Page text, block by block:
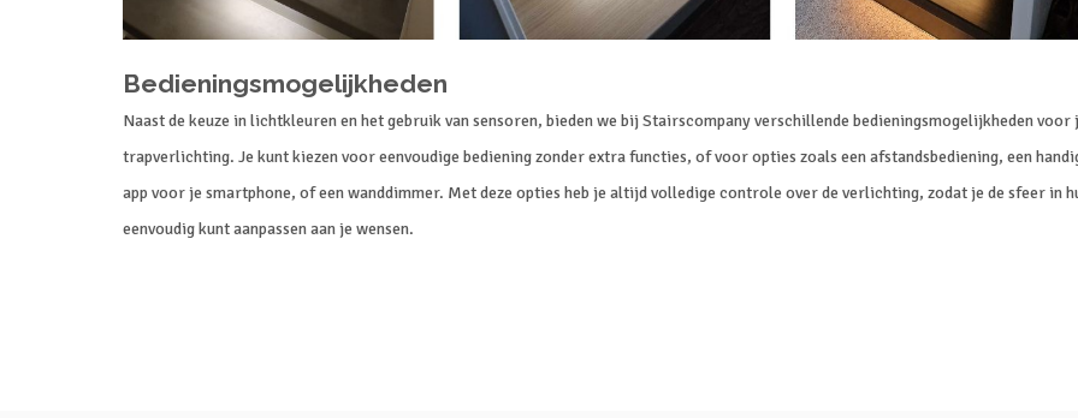
Bedieningsmogelijkheden
Naast de keuze in lichtkleuren en het gebruik van sensoren, bieden we bij Stairscompany verschillende bedieningsmogelijkheden voor
trapverlichting. Je kunt kiezen voor eenvoudige bediening zonder extra functies, of voor opties zoals een afstandsbediening, een
app voor je smartphone, of een wanddimmer. Met deze opties heb je altijd volledige controle over de verlichting, zodat je de sfeer in
eenvoudig kunt aanpassen aan je wensen.